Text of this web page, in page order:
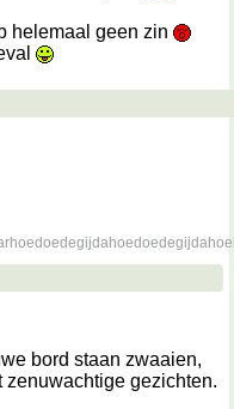
helemaal geen zin
bord staan zwaaien,
gezichten.